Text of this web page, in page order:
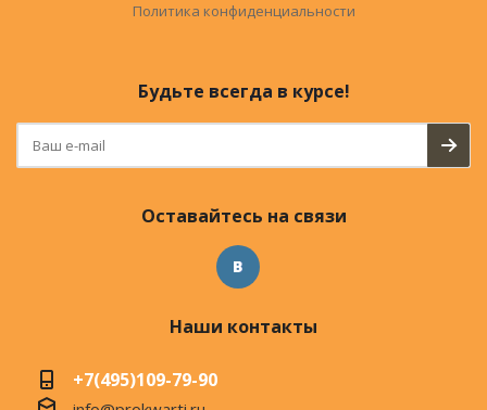
Политика конфиденциальности
Будьте всегда в курсе!
Оставайтесь на связи
Наши контакты
+7(495)109-79-90